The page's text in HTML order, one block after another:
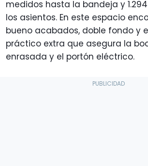
medidos hasta la bandeja y
los asientos. En este espacio
bueno acabados, doble fondo y
práctico extra que asegura la
enrasada y el portón eléctrico.